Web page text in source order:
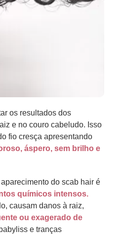
os resultados dos
e no couro cabeludo. Isso
fio cresça apresentando
áspero, sem brilho e
do scab hair é
químicos intensos.
causam danos à raiz,
ou exagerado de
e tranças